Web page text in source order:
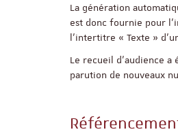
La génération
est donc fournie pour
l’intertitre « Texte »
Le recueil d’audience
parution de nouveaux